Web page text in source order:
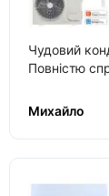
Чудовий
Михайло